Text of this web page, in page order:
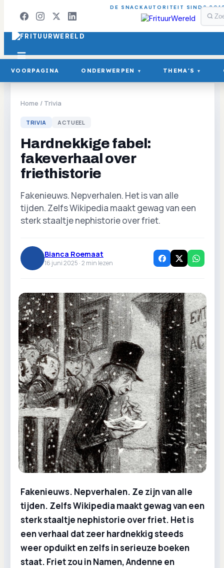
DE SNACKAUTORITEIT SINDS
VOORPAGINA ONDERWERPEN ▾ THEMA'S ▾
Home / Trivia
TRIVIA ACTUEEL
Hardnekkige fabel:
fakeverhaal over
friethistorie
Fakenieuws. Nepverhalen. Het is van alle
tijden. Zelfs Wikipedia maakt gewag van een
sterk staaltje nephistorie over friet.
Bianca Roemaat
16 juni 2025 ·2 min lezen
Fakenieuws. Nepverhalen. Ze zijn van alle
tijden. Zelfs Wikipedia maakt gewag van een
sterk staaltje nephistorie over friet. Het is
een verhaal dat zeer hardnekkig steeds
weer opduikt en zelfs in serieuze boeken
staat. Friet zou in Namen, Andenne en